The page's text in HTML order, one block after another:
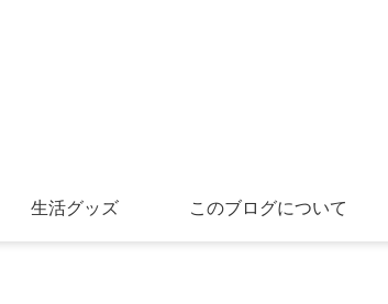
生活グッズ このブログについて